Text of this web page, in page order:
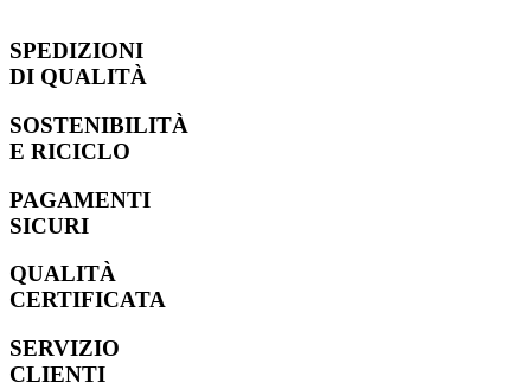
SPEDIZIONI
DI QUALITÀ
SOSTENIBILITÀ
E RICICLO
PAGAMENTI
SICURI
QUALITÀ
CERTIFICATA
SERVIZIO
CLIENTI